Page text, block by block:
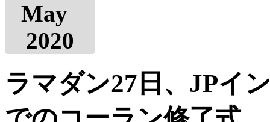
May
2020
ラマダン27日、JPイ